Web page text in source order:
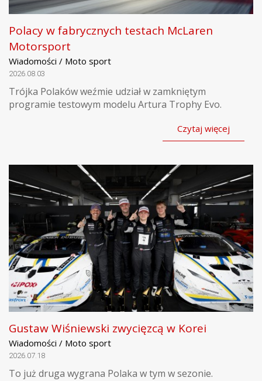
Polacy w fabrycznych testach McLaren
Motorsport
Wiadomości / Moto sport
2026.08.03
Trójka Polaków weźmie udział w zamkniętym
programie testowym modelu Artura Trophy Evo.
Czytaj więcej
Gustaw Wiśniewski zwycięzcą w Korei
Wiadomości / Moto sport
2026.07.18
To już druga wygrana Polaka w tym w sezonie.